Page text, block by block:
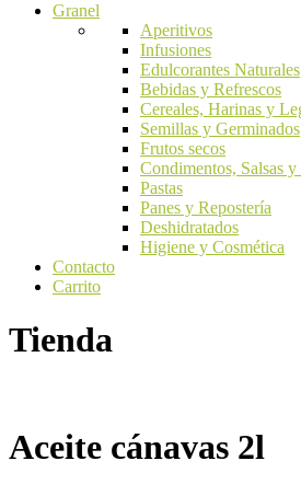
Granel
Aperitivos
Infusiones
Edulcorantes Naturales
Bebidas y Refrescos
Cereales, Harinas y
Semillas y Germinados
Frutos secos
Condimentos, Salsas y
Pastas
Panes y Repostería
Deshidratados
Higiene y Cosmética
Contacto
Carrito
Tienda
Aceite cánavas 2l